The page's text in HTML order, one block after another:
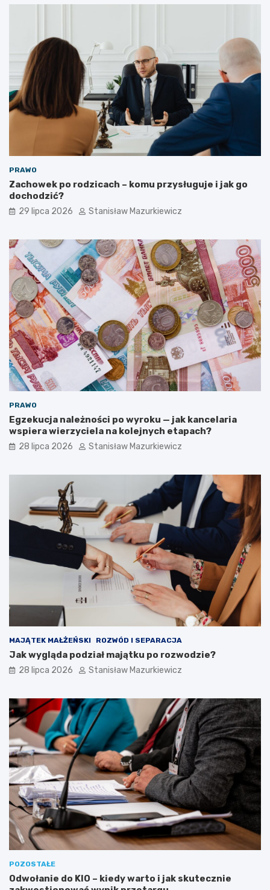
PRAWO
Zachowek po rodzicach – komu przysługuje i jak go
dochodzić?
29 lipca 2026 Stanisław Mazurkiewicz
PRAWO
Egzekucja należności po wyroku — jak kancelaria
wspiera wierzyciela na kolejnych etapach?
28 lipca 2026 Stanisław Mazurkiewicz
MAJĄTEK MAŁŻEŃSKI ROZWÓD I SEPARACJA
Jak wygląda podział majątku po rozwodzie?
28 lipca 2026 Stanisław Mazurkiewicz
POZOSTAŁE
Odwołanie do KIO – kiedy warto i jak skutecznie